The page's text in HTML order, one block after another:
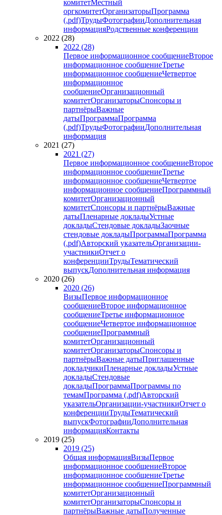
комитетМестный
оргкомитетОрганизаторыПрограмма
(.pdf)ТрудыФотографииДополнительная
информацияРодственные конференции
2022 (28)
2022 (28)
Первое информационное сообщениеВторое
информационное сообщениеТретье
информационное сообщениеЧетвертое
информационное
сообщениеОрганизационный
комитетОрганизаторыСпонсоры и
партнёрыВажные
датыПрограммаПрограмма
(.pdf)ТрудыФотографииДополнительная
информация
2021 (27)
2021 (27)
Первое информационное сообщениеВторое
информационное сообщениеТретье
информационное сообщениеЧетвертое
информационное сообщениеПрограммный
комитетОрганизационный
комитетСпонсоры и партнёрыВажные
датыПленарные докладыУстные
докладыСтендовые докладыЗаочные
стендовые докладыПрограммаПрограмма
(.pdf)Авторский указательОрганизации-
участникиОтчет о
конференцииТрудыТематический
выпускДополнительная информация
2020 (26)
2020 (26)
ВизыПервое информационное
сообщениеВторое информационное
сообщениеТретье информационное
сообщениеЧетвертое информационное
сообщениеПрограммный
комитетОрганизационный
комитетОрганизаторыСпонсоры и
партнёрыВажные датыПриглашенные
докладчикиПленарные докладыУстные
докладыСтендовые
докладыПрограммаПрограммы по
темамПрограмма (.pdf)Авторский
указательОрганизации-участникиОтчет о
конференцииТрудыТематический
выпускФотографииДополнительная
информацияКонтакты
2019 (25)
2019 (25)
Общая информацияВизыПервое
информационное сообщениеВторое
информационное сообщениеТретье
информационное сообщениеПрограммный
комитетОрганизационный
комитетОрганизаторыСпонсоры и
партнёрыВажные датыПолученные